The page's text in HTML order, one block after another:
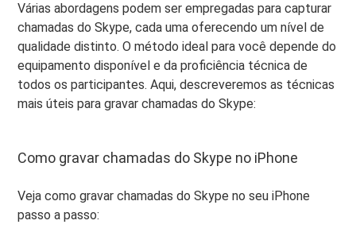
Várias abordagens podem ser empregadas para capturar
chamadas do Skype, cada uma oferecendo um nível de
qualidade distinto. O método ideal para você depende do
equipamento disponível e da proficiência técnica de
todos os participantes. Aqui, descreveremos as técnicas
mais úteis para gravar chamadas do Skype:
Como gravar chamadas do Skype no iPhone
Veja como gravar chamadas do Skype no seu iPhone
passo a passo: